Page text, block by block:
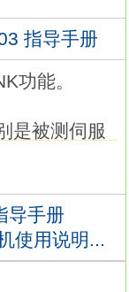
指导手册
功能。
是被测伺服
驱动器，
电路采集伺
导手册
使用说明...